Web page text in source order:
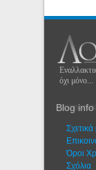
όχι μόνο...
Blog info
Όροι
Σχόλια